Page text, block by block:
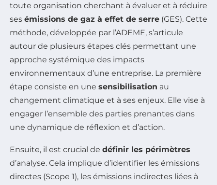
toute organisation cherchant à évaluer et à réduire
ses émissions de gaz à effet de serre (GES). Cette
méthode, développée par l’ADEME, s’articule
autour de plusieurs étapes clés permettant une
approche systémique des impacts
environnementaux d’une entreprise. La première
étape consiste en une sensibilisation au
changement climatique et à ses enjeux. Elle vise à
engager l’ensemble des parties prenantes dans
une dynamique de réflexion et d’action.
Ensuite, il est crucial de définir les périmètres
d’analyse. Cela implique d’identifier les émissions
directes (Scope 1), les émissions indirectes liées à